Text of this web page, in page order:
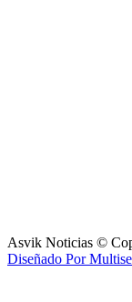
Asvik Noticias ©
Diseñado Por